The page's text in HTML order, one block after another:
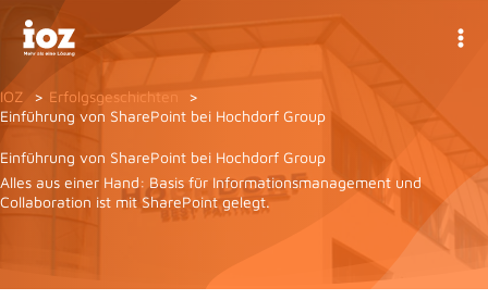
Inhalt
springen
IOZ
Erfolgsgeschichten
Einführung von SharePoint bei Hochdorf Group
Einführung von SharePoint bei Hochdorf Group
Alles aus einer Hand: Basis für Informationsmanagement und
Collaboration ist mit SharePoint gelegt.